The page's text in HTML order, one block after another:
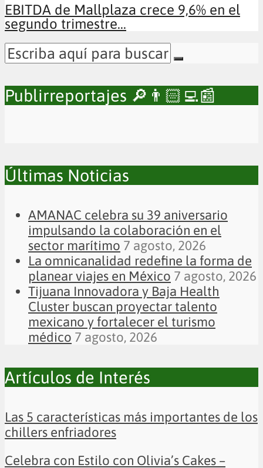
EBITDA de Mallplaza crece 9,6% en el
segundo trimestre...
Publirreportajes 🔎👨🏻‍💻📰
Últimas Noticias
AMANAC celebra su 39 aniversario
impulsando la colaboración en el
sector marítimo 7 agosto, 2026
La omnicanalidad redefine la forma de
planear viajes en México 7 agosto, 2026
Tijuana Innovadora y Baja Health
Cluster buscan proyectar talento
mexicano y fortalecer el turismo
médico 7 agosto, 2026
Artículos de Interés
Las 5 características más importantes de los
chillers enfriadores
Celebra con Estilo con Olivia’s Cakes –